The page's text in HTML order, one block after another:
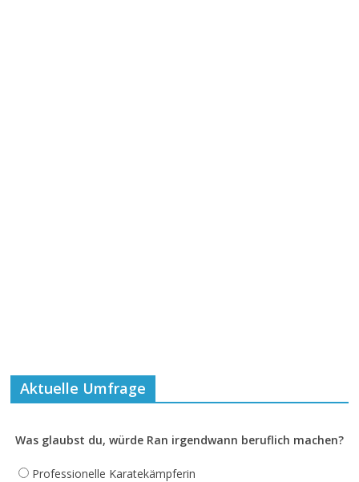
Aktuelle Umfrage
Was glaubst du, würde Ran irgendwann beruflich machen?
Professionelle Karatekämpferin